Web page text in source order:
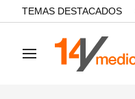
common.go-to-content
TEMAS DESTACADOS
Navegación